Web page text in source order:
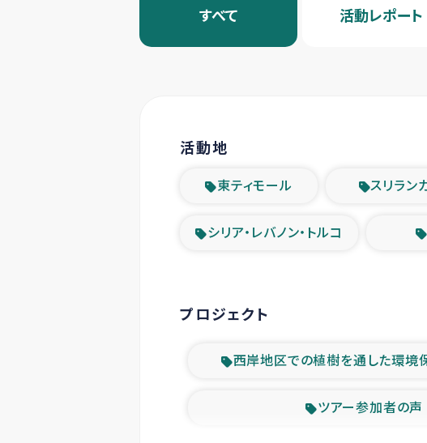
すべて 活動レポート
活動地
東ティモール スリラン
シリア・レバノン・トルコ
プロジェクト
西岸地区での植樹を通した環境
ツアー参加者の声